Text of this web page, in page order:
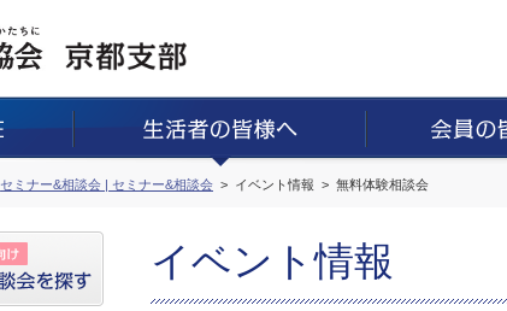
セミナー&相談会 | セミナー&相談会 イベント情報 無料体験相談会
イベント情報